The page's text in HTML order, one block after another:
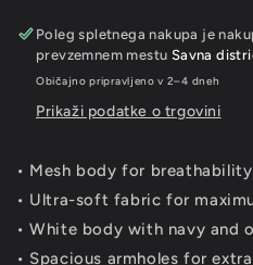
Poleg spletnega nakupa je
prevzemnem mestu Savna
Običajno pripravljeno v 2–4 dneh
Prikaži podatke o trgovini
• Mesh body for breathability
• Ultra-soft fabric for
• White body with navy and
• Spacious armholes for